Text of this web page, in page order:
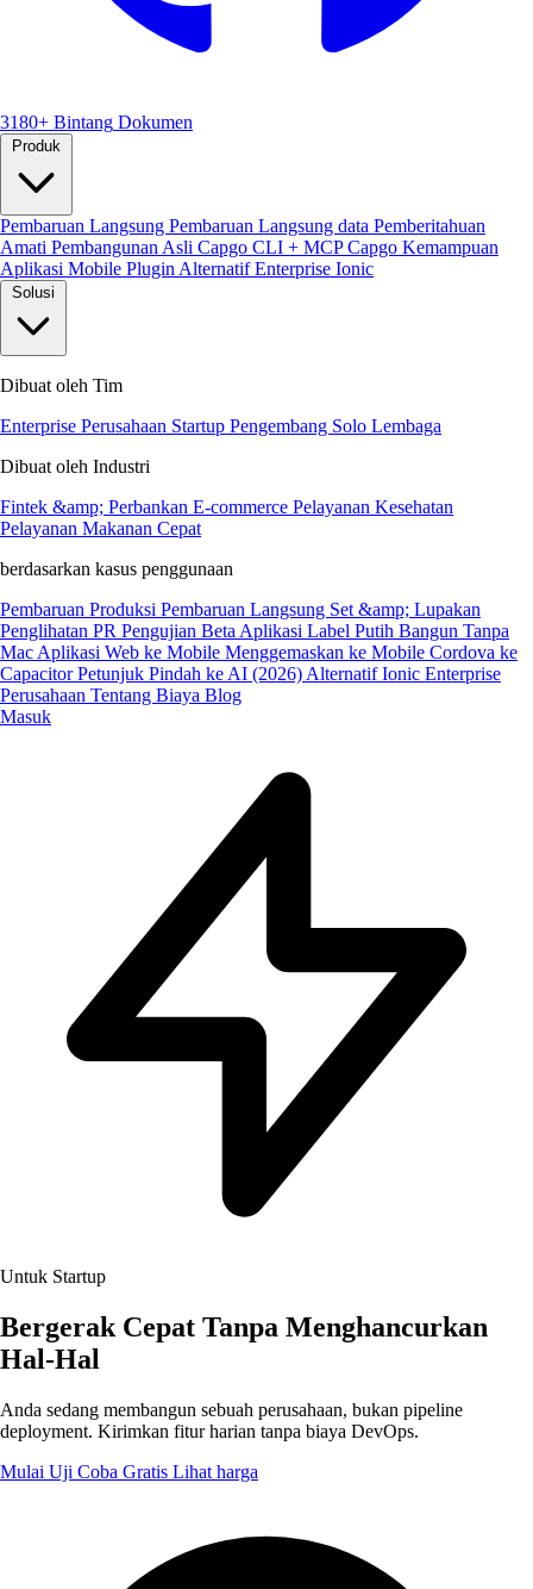
3180+ Bintang Dokumen
Produk
Pembaruan Langsung Pembaruan Langsung data Pemberitahuan
Amati Pembangunan Asli Capgo CLI + MCPCapgo Kemampuan
Aplikasi Mobile Plugin Alternatif Enterprise Ionic
Solusi
Dibuat oleh Tim
Enterprise Perusahaan Startup Pengembang Solo Lembaga
Dibuat oleh Industri
Fintek &amp; Perbankan E-commerce Pelayanan Kesehatan
Pelayanan Makanan Cepat
berdasarkan kasus penggunaan
Pembaruan Produksi Pembaruan Langsung Set &amp; Lupakan
Penglihatan PR Pengujian Beta Aplikasi Label Putih Bangun Tanpa
Mac Aplikasi Web ke Mobile Menggemaskan ke Mobile Cordova ke
CapacitorPetunjuk Pindah ke AI (2026) Alternatif Ionic Enterprise
Perusahaan Tentang Biaya Blog
Masuk
Untuk Startup
Bergerak Cepat Tanpa Menghancurkan
Hal-Hal
Anda sedang membangun sebuah perusahaan, bukan pipeline
deployment. Kirimkan fitur harian tanpa biaya DevOps.
Mulai Uji Coba Gratis Lihat harga